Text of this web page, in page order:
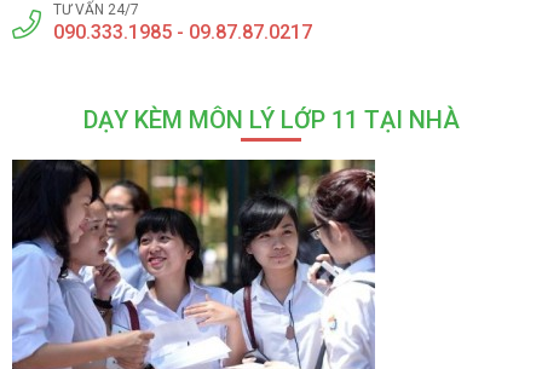
TƯ VẤN 24/7
090.333.1985 - 09.87.87.0217
DẠY KÈM MÔN LÝ LỚP 11 TẠI NHÀ